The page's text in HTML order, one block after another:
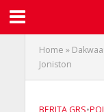
Home »
Joniston
BERITA GRS•